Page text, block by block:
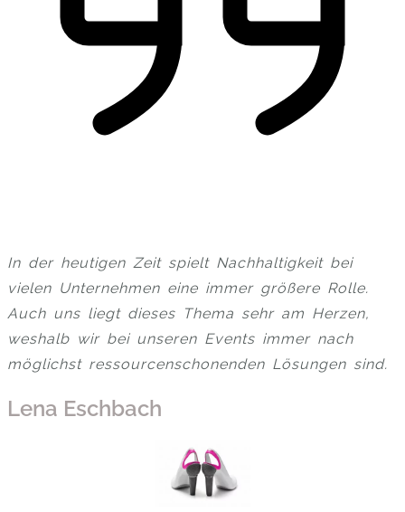
In der heutigen Zeit spielt Nachhaltigkeit bei
vielen Unternehmen eine immer größere Rolle.
Auch uns liegt dieses Thema sehr am Herzen,
weshalb wir bei unseren Events immer nach
möglichst ressourcenschonenden Lösungen sind.
Lena Eschbach